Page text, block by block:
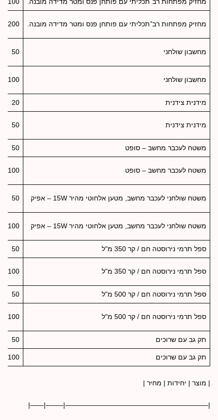
מחזיק מפתחות רב־תכליתי עם פותחן פנס ומטר מדידה מובנה. 200
מחשבון שולחני 50
מחשבון שולחני 100
מידנית צידנית 20
מידנית צידנית 50
משטח לעכבר מחשב – סופט 50
משטח לעכבר מחשב – סופט 100
משטח שולחני לעכבר מחשב, מטען אלחוטי מהיר 15W – אפיק 50
משטח שולחני לעכבר מחשב, מטען אלחוטי מהיר 15W – אפיק 100
ספל תרמי נירוסטה חם / קר 350 מ"ל 50
ספל תרמי נירוסטה חם / קר 350 מ"ל 100
ספל תרמי נירוסטה חם / קר 500 מ"ל 50
ספל תרמי נירוסטה חם / קר 500 מ"ל 100
תק גב עם שרוכים 50
תק גב עם שרוכים 100
| מוצר | יחידות | מחיר
|—————————————————————|——–|——|